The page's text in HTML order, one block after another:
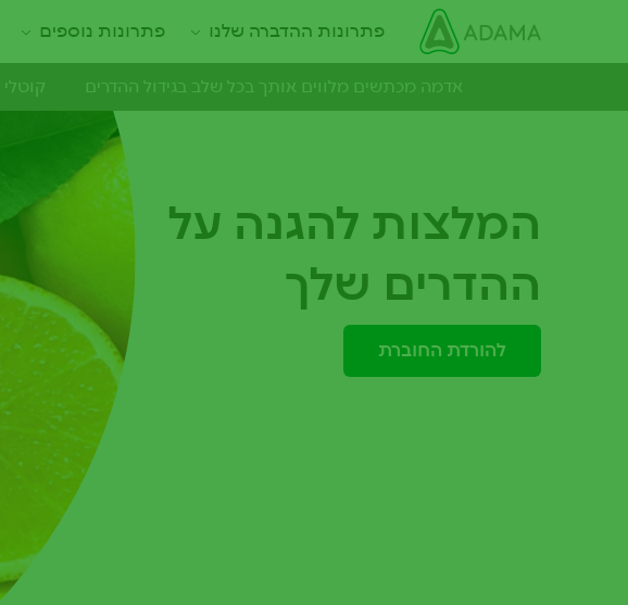
העיקרי
פתרונות ההדברה שלנו פתרונות נוספים
אדמה מכתשים מלווים אותך בכל שלב בגידול ההדרים קוטלי
המלצות להגנה על
ההדרים שלך
להורדת החוברת